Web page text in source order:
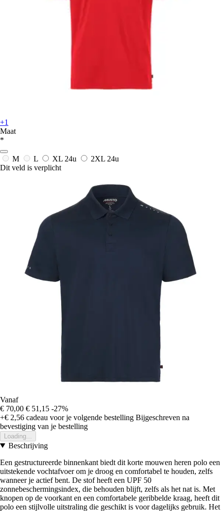
+1
Maat
*
M L XL 24u 2XL 24u
Dit veld is verplicht
Vanaf
€ 70,00 € 51,15 -27%
+€ 2,56 cadeau voor je volgende bestelling Bijgeschreven na
bevestiging van je bestelling
Loading...
Beschrijving
Een gestructureerde binnenkant biedt dit korte mouwen heren polo een
uitstekende vochtafvoer om je droog en comfortabel te houden, zelfs
wanneer je actief bent. De stof heeft een UPF 50
zonnebeschermingsindex, die behouden blijft, zelfs als het nat is. Met
knopen op de voorkant en een comfortabele geribbelde kraag, heeft dit
polo een stijlvolle uitstraling die geschikt is voor dagelijks gebruik. Het